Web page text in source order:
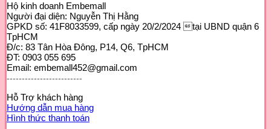
Hộ kinh doanh Embemall
Người đại diện: Nguyễn Thị Hằng
GPKD số: 41F8033599, cấp ngày 20/2/2024 tại UBND quận 6
TpHCM
Đ/c: 83 Tân Hòa Đông, P14, Q6, TpHCM
ĐT: 0903 055 695
Email: embemall452@gmail.com
-------------------------
Hỗ Trợ khách hàng
Hướng dẫn mua hàng
Hình thức thanh toán